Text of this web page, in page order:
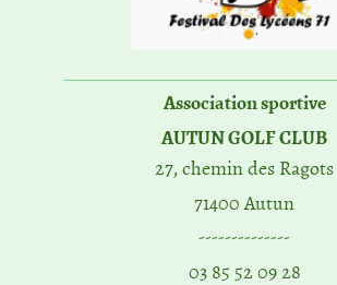
Association sportive
AUTUN GOLF CLUB
27, chemin des Ragots
71400 Autun
--------------
03 85 52 09 28